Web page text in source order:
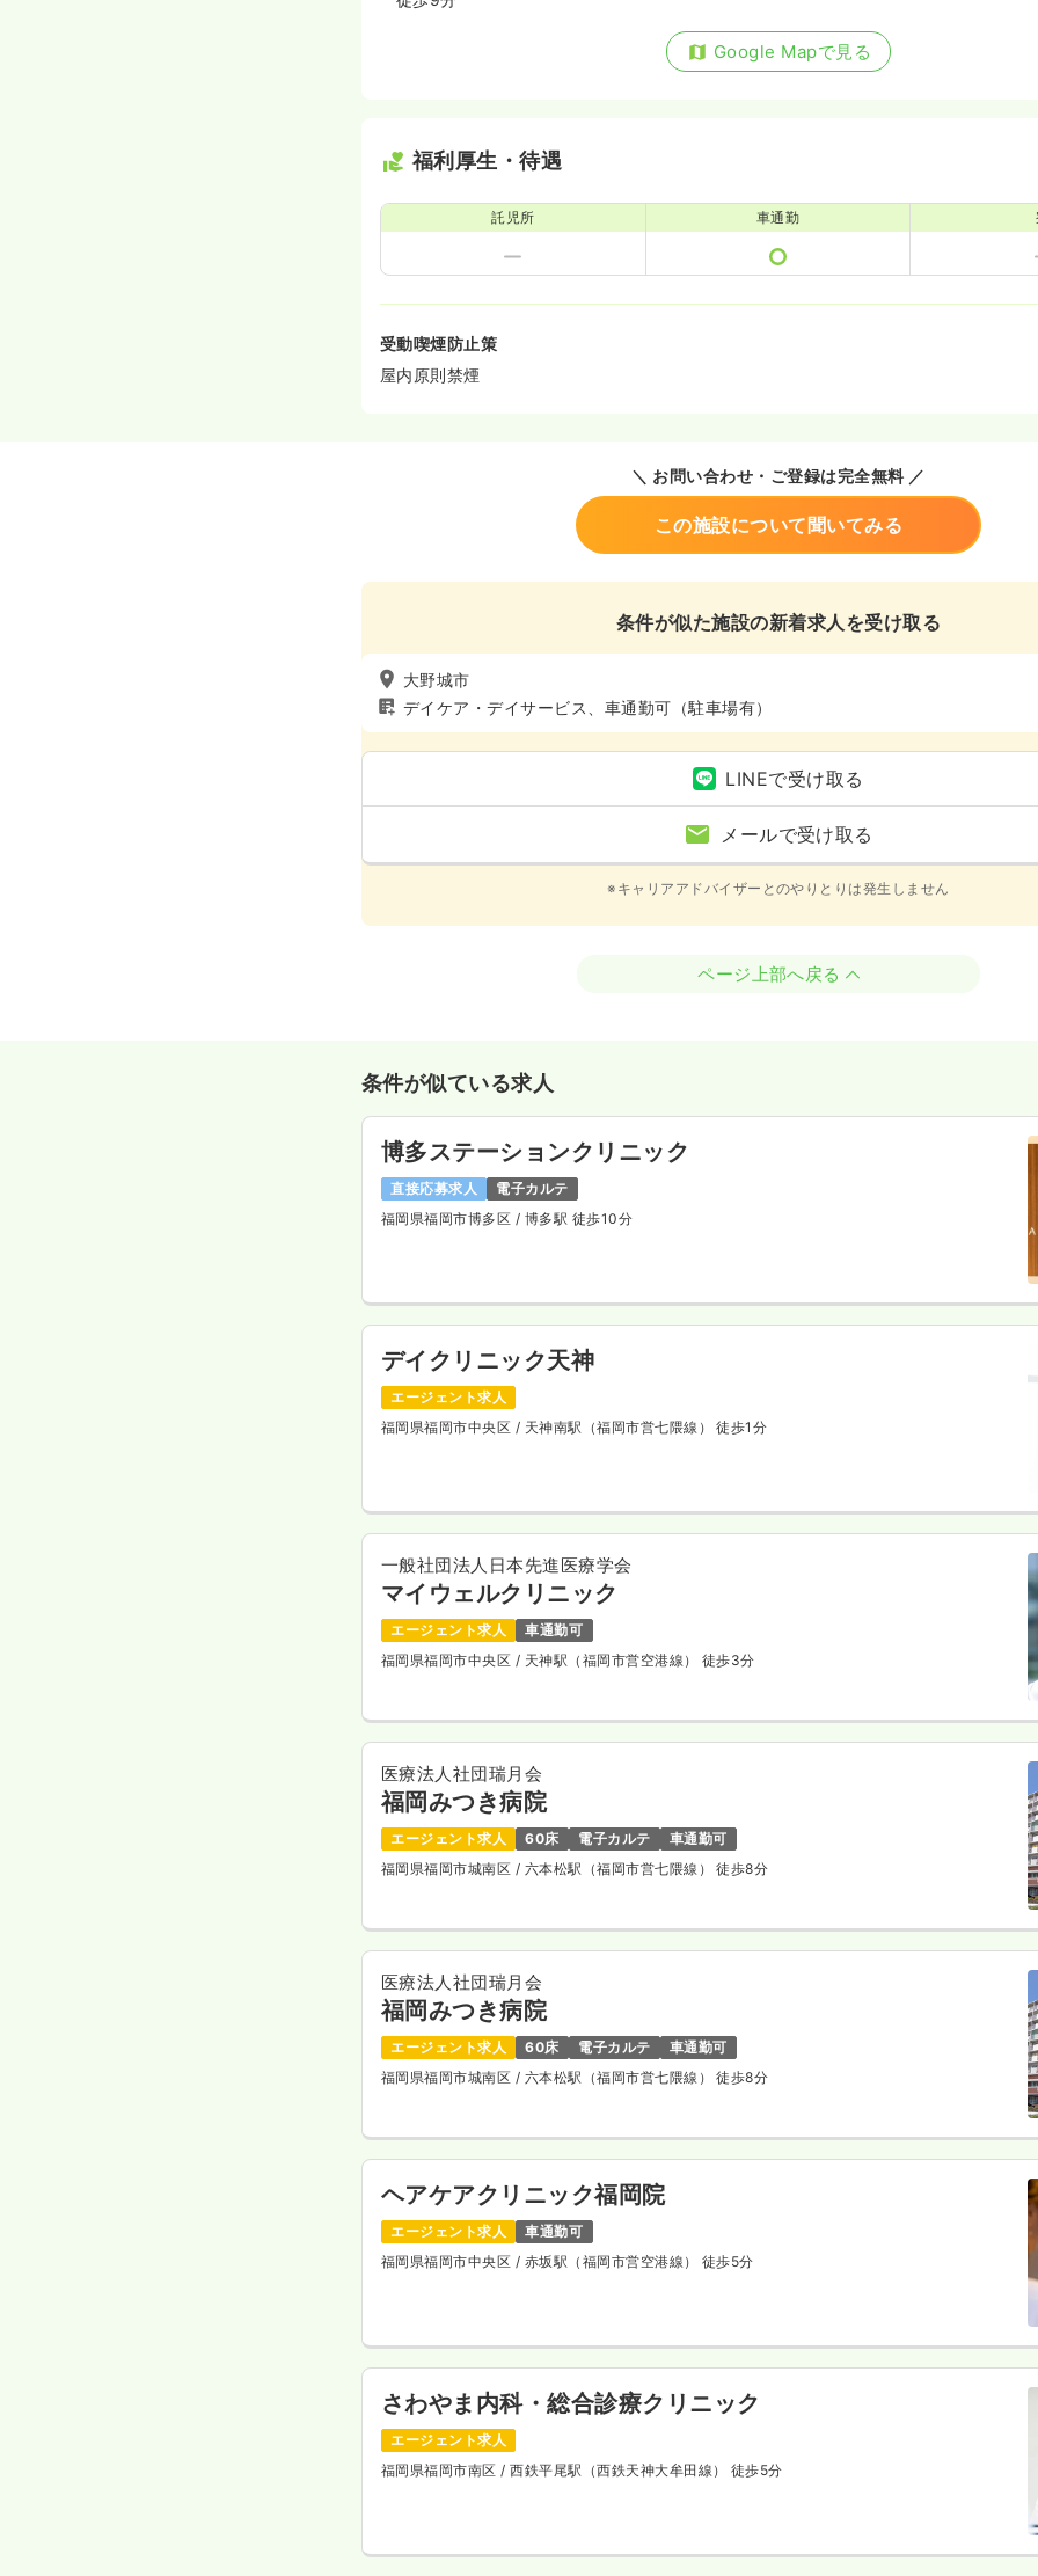
Google Mapで見る
福利厚生・待遇
託児所 車通勤
受動喫煙防止策
屋内原則禁煙
＼ お問い合わせ・ご登録は完全無料 ／
この施設について聞いてみる
条件が似た施設の新着求人を受け取る
大野城市
デイケア・デイサービス、車通勤可（駐車場有）
LINEで受け取る
メールで受け取る
※キャリアアドバイザーとのやりとりは発生しません
ページ上部へ戻る
条件が似ている求人
博多ステーションクリニック
直接応募求人
電子カルテ
福岡県福岡市博多区 / 博多駅 徒歩10分
デイクリニック天神
エージェント求人
福岡県福岡市中央区 / 天神南駅（福岡市営七隈線） 徒歩1分
一般社団法人日本先進医療学会
マイウェルクリニック
エージェント求人
車通勤可
福岡県福岡市中央区 / 天神駅（福岡市営空港線） 徒歩3分
医療法人社団瑞月会
福岡みつき病院
エージェント求人 60床 電子カルテ
車通勤可
福岡県福岡市城南区 / 六本松駅（福岡市営七隈線） 徒歩8分
医療法人社団瑞月会
福岡みつき病院
エージェント求人 60床 電子カルテ
車通勤可
福岡県福岡市城南区 / 六本松駅（福岡市営七隈線） 徒歩8分
ヘアケアクリニック福岡院
エージェント求人
車通勤可
福岡県福岡市中央区 / 赤坂駅（福岡市営空港線） 徒歩5分
さわやま内科・総合診療クリニック
エージェント求人
福岡県福岡市南区/ 西鉄平尾駅（西鉄天神大牟田線） 徒歩5分